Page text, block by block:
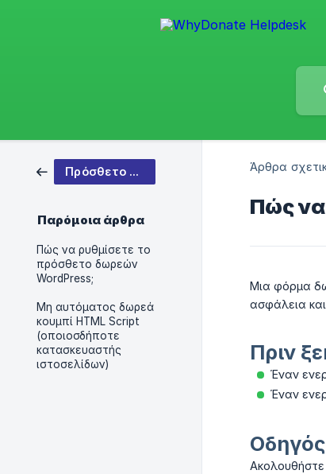
Πρόσθετο Κουμπιού Δωρεάς
Παρόμοια άρθρα
Πώς να ρυθμίσετε το
πρόσθετο δωρεών
WordPress;
Μη αυτόματος δωρεά
κουμπί HTML Script
(οποιοσδήποτε
κατασκευαστής
ιστοσελίδων)
Άρθρα
Πώς να
Μια φόρμα
ασφάλεια
Πριν
Έναν
Έναν